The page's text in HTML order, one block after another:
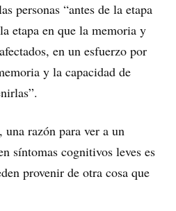
personas “antes de la etapa
etapa en que la memoria y
en un esfuerzo por
y la capacidad de
razón para ver a un
síntomas cognitivos leves es
provenir de otra cosa que